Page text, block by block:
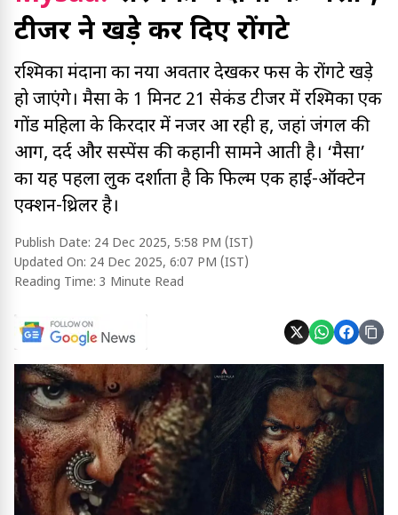
टीजर ने खड़े कर दिए रोंगटे
रश्मिका मंदाना का नया अवतार देखकर फैंस के रोंगटे खड़े
हो जाएंगे। मैसा के 1 मिनट 21 सेकंड टीजर में रश्मिका एक
गोंड महिला के किरदार में नजर आ रही हैं, जहां जंगल की
आग, दर्द और सस्पेंस की कहानी सामने आती है। ‘मैसा’
का यह पहला लुक दर्शाता है कि फिल्म एक हाई-ऑक्टेन
एक्शन-थ्रिलर है।
Publish Date: 24 Dec 2025, 5:58 PM (IST)
Updated On: 24 Dec 2025, 6:07 PM (IST)
Reading Time: 3 Minute Read